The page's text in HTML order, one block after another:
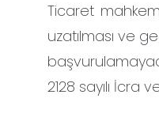
Ticaret
uzatılması ve
2128 sayılı